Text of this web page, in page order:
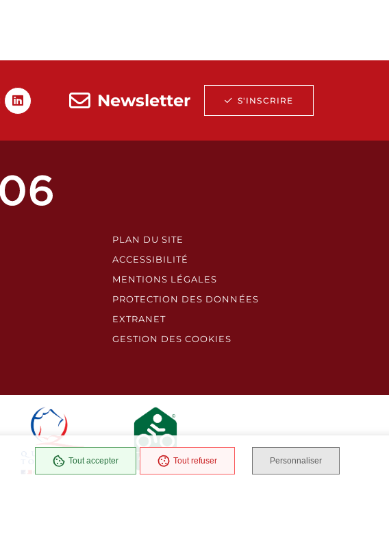
Tout accepter Tout refuser Personnaliser
Newsletter S'INSCRIRE
PLAN DU SITE
ACCESSIBILITÉ
MENTIONS LÉGALES
PROTECTION DES DONNÉES
EXTRANET
GESTION DES COOKIES